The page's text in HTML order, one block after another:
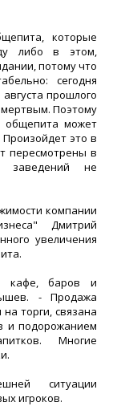
которые
либо в этом,
потому что
сегодня
прошлого
мертвым. Поэтому
общепита может
Произойдет это в
пересмотрены в
заведений не
компании
Дмитрий
увеличения
кафе, баров и
- Продажа
торги, связана
и подорожанием
Многие
ситуации
игроков.